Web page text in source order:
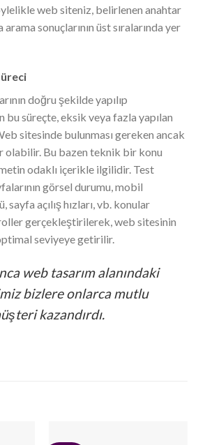
web siteniz, belirlenen anahtar
sonuçlarının üst sıralarında yer
doğru şekilde yapılıp
bu süreçte, eksik veya fazla yapılan
sitesinde bulunması gereken ancak
olabilir. Bu bazen teknik bir konu
odaklı içerikle ilgilidir. Test
görsel durumu, mobil
açılış hızları, vb. konular
gerçekleştirilerek, web sitesinin
seviyeye getirilir.
web tasarım alanındaki
bizlere onlarca mutlu
kazandırdı.